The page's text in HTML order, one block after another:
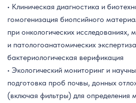
• Клиническая диагностика и
гомогенизация биопсийного
при онкологических исследованиях,
и патологоанатомических
бактериологическая верификация
• Экологический мониторинг и
подготовка проб почвы, донных
(включая фильтры) для определения